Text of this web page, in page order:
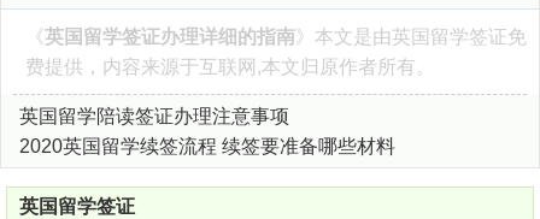
《英国留学签证办理详细的指南》本文是由英国留学签证免
费提供，内容来源于互联网,本文归原作者所有。
英国留学陪读签证办理注意事项
2020英国留学续签流程 续签要准备哪些材料
英国留学签证